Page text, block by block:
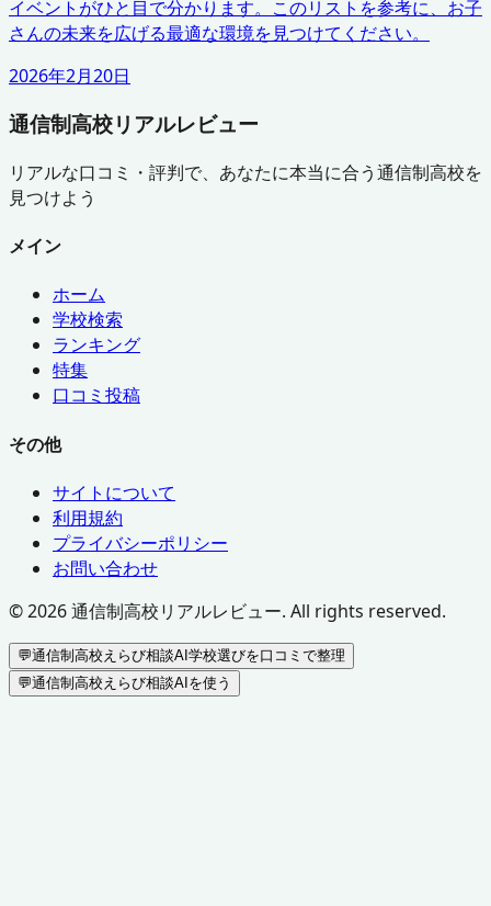
イベントがひと目で分かります。このリストを参考に、お子
さんの未来を広げる最適な環境を見つけてください。
2026年2月20日
通信制高校リアルレビュー
リアルな口コミ・評判で、あなたに本当に合う通信制高校を
見つけよう
メイン
ホーム
学校検索
ランキング
特集
口コミ投稿
その他
サイトについて
利用規約
プライバシーポリシー
お問い合わせ
©2026通信制高校リアルレビュー. All rights reserved.
💬通信制高校えらび相談AI 学校選びを口コミで整理
💬通信制高校えらび相談AIを使う